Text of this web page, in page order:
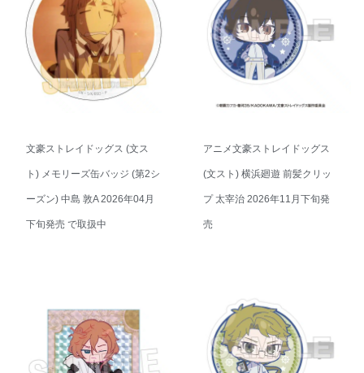
文豪ストレイドッグス (文ス
ト) メモリーズ缶バッジ (第2シ
ーズン) 中島 敦A 2026年04月
下旬発売 で取扱中
アニメ文豪ストレイドッグス
(文スト) 横浜廻遊 前髪クリッ
プ 太宰治 2026年11月下旬発
売